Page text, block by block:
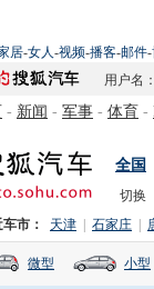
居-女人-视频-播客-邮件-
用户名：
- 新闻 - 军事 - 体育 -
全国
切换
车市： 天津 石家庄
微型 小型